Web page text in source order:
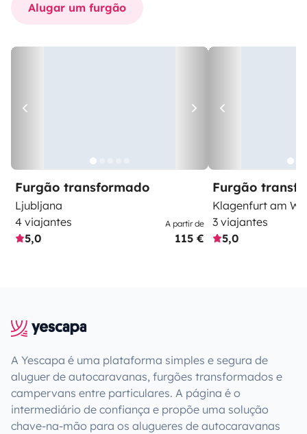
Alugar um furgão
Furgão transformado
Ljubljana
4 viajantes
5,0
A partir de
115 €
Furgão
Klagenfurt am
3 viajantes
5,0
A Yescapa é uma plataforma simples e segura de
aluguer de autocaravanas, furgões transformados e
campervans entre particulares. A página é o
intermediário de confiança e propõe uma solução
chave-na-mão para os alugueres de autocaravanas